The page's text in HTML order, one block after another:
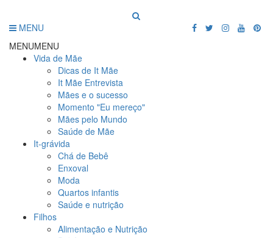
MENU
MENUMENU
Vida de Mãe
Dicas de It Mãe
It Mãe Entrevista
Mães e o sucesso
Momento "Eu mereço"
Mães pelo Mundo
Saúde de Mãe
It-grávida
Chá de Bebê
Enxoval
Moda
Quartos infantis
Saúde e nutrição
Filhos
Alimentação e Nutrição